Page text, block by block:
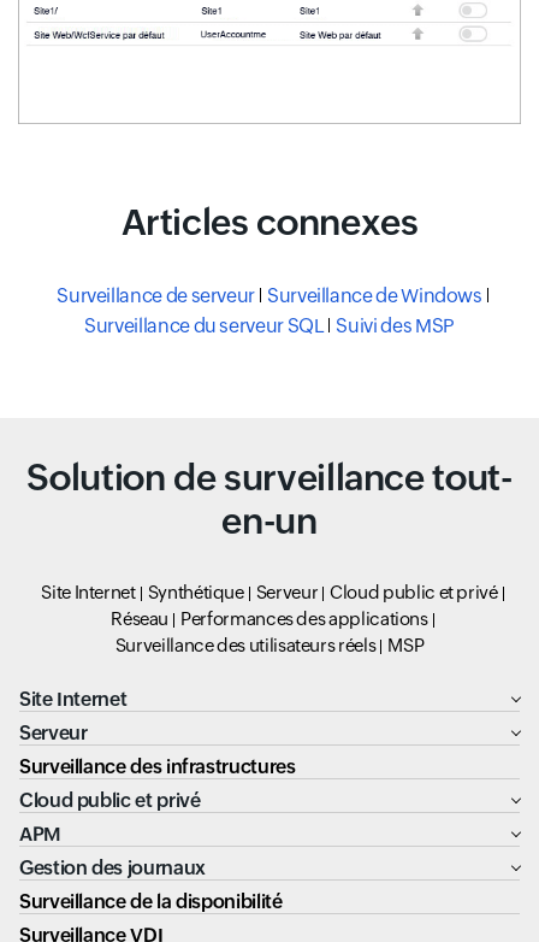
Articles connexes
Surveillance de serveur Surveillance de Windows
Surveillance du serveur SQL Suivi des MSP
Solution de surveillance tout-
en-un
Site Internet Synthétique Serveur
Cloud public et privé
Réseau
Performances des applications
Surveillance des utilisateurs réels
MSP
Site Internet
Serveur
Surveillance des infrastructures
Cloud public et privé
APM
Gestion des journaux
Surveillance de la disponibilité
Surveillance VDI